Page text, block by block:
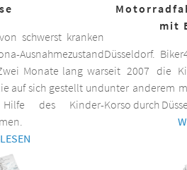
schwerst kranken
Ausnahmezustand
Monate lang war
auf sich gestellt und
des Kinder-
mit
Düsseldorf.
seit 2007 die
unter anderem
Korso durch